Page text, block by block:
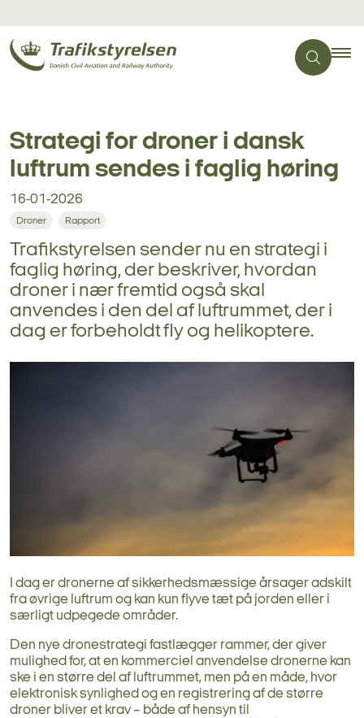
Strategi for droner i dansk
luftrum sendes i faglig høring
16-01-2026
Droner Rapport
Trafikstyrelsen sender nu en strategi i
faglig høring, der beskriver, hvordan
droner i nær fremtid også skal
anvendes i den del af luftrummet, der i
dag er forbeholdt fly og helikoptere.
I dag er dronerne af sikkerhedsmæssige årsager adskilt
fra øvrige luftrum og kan kun flyve tæt på jorden eller i
særligt udpegede områder.
Den nye dronestrategi fastlægger rammer, der giver
mulighed for, at en kommerciel anvendelse dronerne kan
ske i en større del af luftrummet, men på en måde, hvor
elektronisk synlighed og en registrering af de større
droner bliver et krav – både af hensyn til